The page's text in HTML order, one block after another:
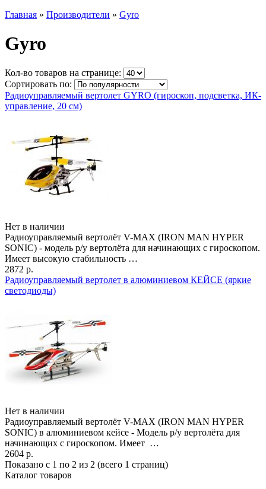
Главная » Производители » Gyro
Gyro
Кол-во товаров на странице:
Сортировать по:
Радиоуправляемый вертолет GYRO (гироскоп, подсветка, ИК-
управление, 20 см)
Нет в наличии
Радиоуправляемый вертолёт V-MAX (IRON MAN HYPER
SONIC) - модель р/у вертолёта для начинающих с гироскопом.
Имеет высокую стабильность …
2872 р.
Радиоуправляемый вертолет в алюминиевом КЕЙСЕ (яркие
светодиоды)
Нет в наличии
Радиоуправляемый вертолёт V-MAX (IRON MAN HYPER
SONIC) в алюминиевом кейсе - Модель р/у вертолёта для
начинающих с гироскопом. Имеет …
2604 р.
Показано с 1 по 2 из 2 (всего 1 страниц)
Каталог товаров